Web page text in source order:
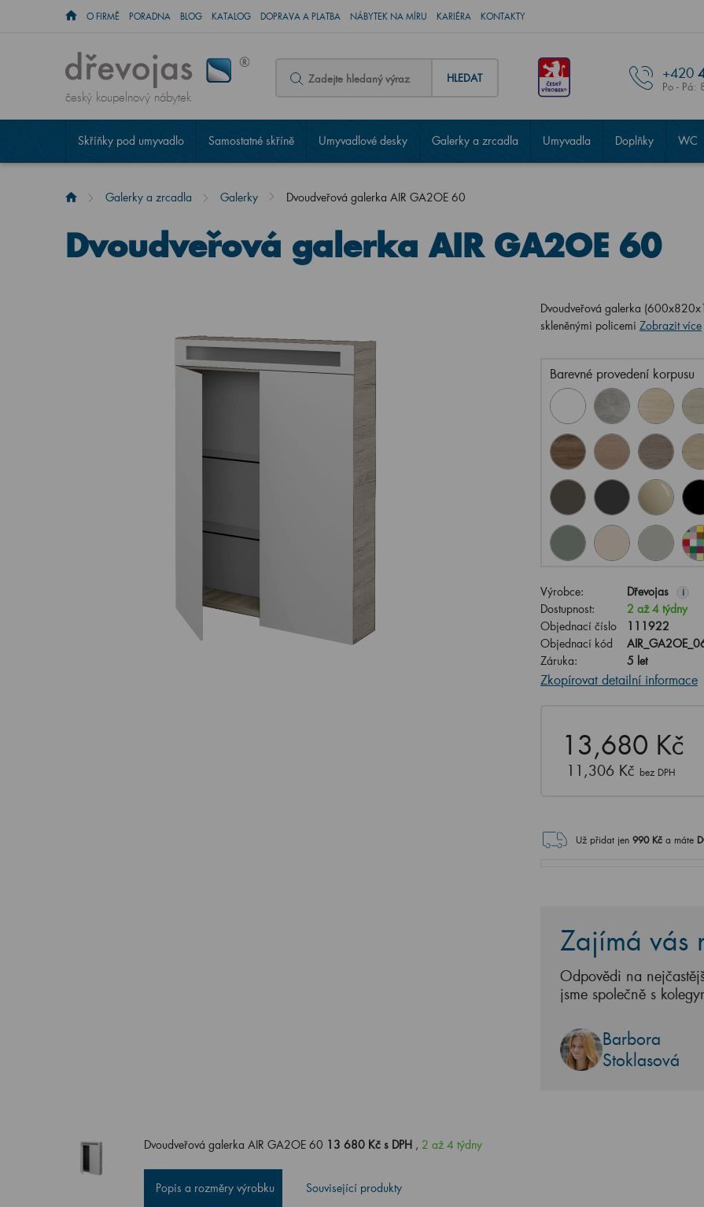
O FIRMĚ PORADNA BLOG KATALOG DOPRAVA A PLATBA NÁBYTEK NA MÍRU KARIÉRA KONTAKTY
český koupelnový nábytek
HLEDAT +420
Po - Pá:
Skříňky pod umyvadlo Samostatné skříně Umyvadlové desky Galerky a zrcadla Umyvadla Doplňky WC
Galerky a zrcadla Galerky Dvoudveřová galerka AIR GA2OE 60
Dvoudveřová galerka AIR GA2OE 60
Dvoudveřová galerka
skleněnými policemi Zobrazit více
Barevné provedení korpusu
Výrobce: Dřevojas i
Dostupnost:
2 až 4 týdny
Objednací číslo
111922
Objednací kód
Záruka:
5 let
Zkopírovat detailní informace
13,680 Kč
11,306 Kč bez DPH
Už přidat jen 990Kč a máte
Zajímá vás
Odpovědi na
jsme společně s
Barbora
Stoklasová
Dvoudveřová galerka AIR GA2OE 60 13 680 Kč s DPH , 2 až 4 týdny
Popis a rozměry výrobku Související produkty